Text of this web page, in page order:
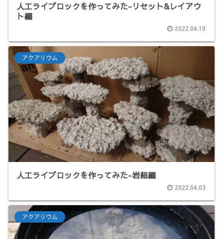
人工ライブロックを作ってみた-リセット&レイアウ
ト編
2022.04.10
アクアリウム
人工ライブロックを作ってみた-岩組編
2022.04.03
アクアリウム